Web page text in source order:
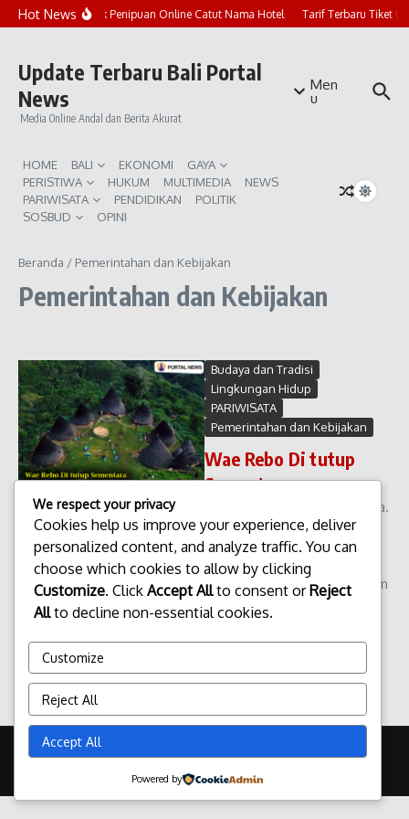
Lewati ke konten
Hot NewsMarak Penipuan Online Catut Nama Hotel Tarif Terbaru Tiket
Update Terbaru Bali Portal
News
Media Online Andal dan Berita Akurat
Men
u
HOME BALI EKONOMI
GAYA
PERISTIWA
HUKUM MULTIMEDIA
NEWS
PARIWISATA
PENDIDIKAN
POLITIK
SOSBUD
OPINI
Beranda / Pemerintahan dan Kebijakan
Pemerintahan dan Kebijakan
Budaya dan Tradisi
Lingkungan Hidup
PARIWISATA
Pemerintahan dan Kebijakan
Wae Rebo Di tutup
Sementara
Wae Rebo Di tutup Sementara.
Kabar penutupan sementara
Desa Wisata Wae Rebo
menjadi perhatian luas,
khususnya bagi wisatawan dan
pelaku pariwisata. Desa adat
yang terletak di Kabupaten
Manggarai, Nusa...
Read More
Copyright © 2026 Update Terbaru Bali Portal News | Powered by
We respect your privacy
Cookies help us improve your experience, deliver
personalized content, and analyze traffic. You can
choose which cookies to allow by clicking
Customize. Click Accept Allto consent orReject
Allto decline non-essential cookies.
Customize
Reject All
Accept All
Powered by